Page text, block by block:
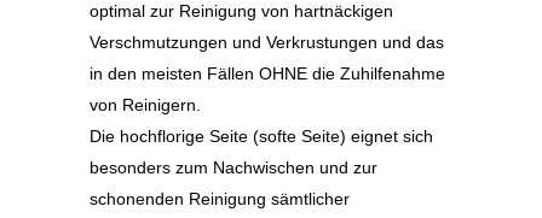
optimal zur Reinigung von hartnäckigen
Verschmutzungen und Verkrustungen und das
in den meisten Fällen OHNE die Zuhilfenahme
von Reinigern.
Die hochflorige Seite (softe Seite) eignet sich
besonders zum Nachwischen und zur
schonenden Reinigung sämtlicher